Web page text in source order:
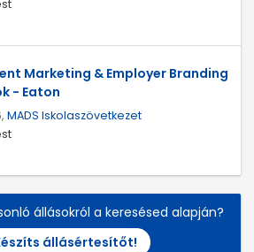
Marketing & Employer Branding
- Eaton
MADS Iskolaszövetkezet
állásokról a keresésed alapján?
állásértesítőt!